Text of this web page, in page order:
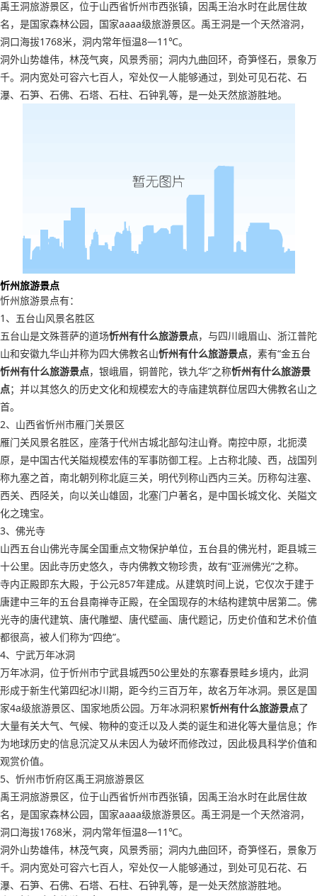
禹王洞旅游景区，位于山西省忻州市西张镇，因禹王治水时在此居住故
名，是国家森林公园，国家aaaa级旅游景区。禹王洞是一个天然溶洞，
洞口海拔1768米，洞内常年恒温8—11℃。
洞外山势雄伟，林茂气爽，风景秀丽；洞内九曲回环，奇笋怪石，景象万
千。洞内宽处可容六七百人，窄处仅一人能够通过，到处可见石花、石
瀑、石笋、石佛、石塔、石柱、石钟乳等，是一处天然旅游胜地。
忻州旅游景点
忻州旅游景点有：
1、五台山风景名胜区
五台山是文殊菩萨的道场忻州有什么旅游景点，与四川峨眉山、浙江普陀
山和安徽九华山并称为四大佛教名山忻州有什么旅游景点，素有“金五台
忻州有什么旅游景点，银峨眉，铜普陀，铁九华”之称忻州有什么旅游景
点；并以其悠久的历史文化和规模宏大的寺庙建筑群位居四大佛教名山之
首。
2、山西省忻州市雁门关景区
雁门关风景名胜区，座落于代州古城北部勾注山脊。南控中原，北扼漠
原，是中国古代关隘规模宏伟的军事防御工程。上古称北陵、西，战国列
称九塞之首，南北朝列称北庭三关，明代列称山西内三关。历称勾注塞、
西关、西陉关，向以关山雄固，北塞门户著名，是中国长城文化、关隘文
化之瑰宝。
3、佛光寺
山西五台山佛光寺属全国重点文物保护单位，五台县的佛光村，距县城三
十公里。因此寺历史悠久，寺内佛教文物珍贵，故有“亚洲佛光”之称。
寺内正殿即东大殿，于公元857年建成。从建筑时间上说，它仅次于建于
唐建中三年的五台县南禅寺正殿，在全国现存的木结构建筑中居第二。佛
光寺的唐代建筑、唐代雕塑、唐代壁画、唐代题记，历史价值和艺术价值
都很高，被人们称为“四绝”。
4、宁武万年冰洞
万年冰洞，位于忻州市宁武县城西50公里处的东寨春景畦乡境内，此洞
形成于新生代第四纪冰川期，距今约三百万年，故名万年冰洞。景区是国
家4a级旅游景区、国家地质公园。万年冰洞积累忻州有什么旅游景点了
大量有关大气、气候、物种的变迁以及人类的诞生和进化等大量信息；作
为地球历史的信息沉淀又从未因人为破坏而修改过，因此极具科学价值和
观赏价值。
5、忻州市忻府区禹王洞旅游景区
禹王洞旅游景区，位于山西省忻州市西张镇，因禹王治水时在此居住故
名，是国家森林公园，国家aaaa级旅游景区。禹王洞是一个天然溶洞，
洞口海拔1768米，洞内常年恒温8—11℃。
洞外山势雄伟，林茂气爽，风景秀丽；洞内九曲回环，奇笋怪石，景象万
千。洞内宽处可容六七百人，窄处仅一人能够通过，到处可见石花、石
瀑、石笋、石佛、石塔、石柱、石钟乳等，是一处天然旅游胜地。